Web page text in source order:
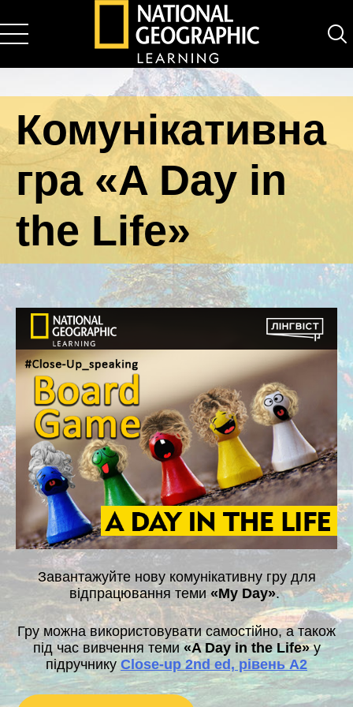
National Geographic Learning
Комунікативна
гра «A Day in
the Life»
Завантажуйте нову комунікативну гру для
відпрацювання теми «My Day».
Гру можна використовувати самостійно, а також
під час вивчення теми «A Day in the Life»у
підручнику Close-up 2nd ed, рівень A2